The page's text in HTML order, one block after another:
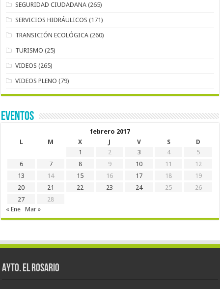
SEGURIDAD CIUDADANA (265)
SERVICIOS HIDRÁULICOS (171)
TRANSICIÓN ECOLÓGICA (260)
TURISMO (25)
VIDEOS (265)
VIDEOS PLENO (79)
EVENTOS
febrero 2017
L
M X J V S
D
1
2 3 4
5
6
7 8 9 10 11
12
13
14 15 16 17 18
19
20
21 22 23 24 25
26
27
28
« Ene
Mar »
AYTO. EL ROSARIO